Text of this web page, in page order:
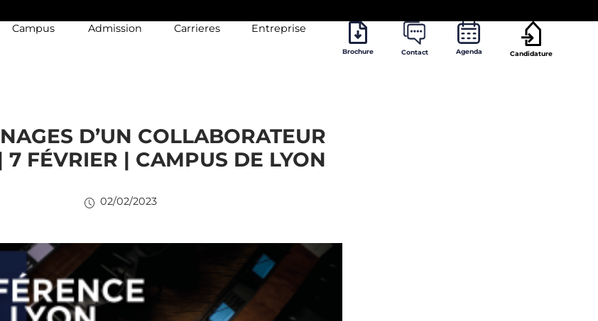
Campus Admission Carrieres Entreprise
Brochure Contact Agenda Candidature
D’UN COLLABORATEUR
7 FÉVRIER | CAMPUS DE LYON
02/02/2023